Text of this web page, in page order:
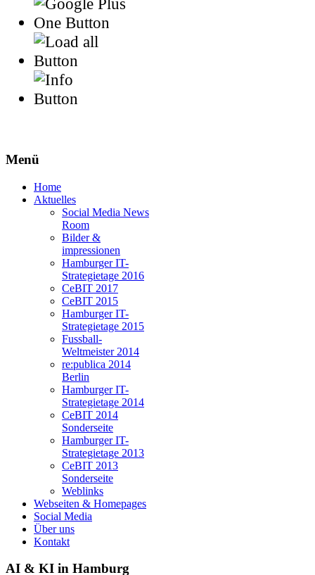
Menü
Home
Aktuelles
Social Media News
Room
Bilder &
impressionen
Hamburger IT-
Strategietage 2016
CeBIT 2017
CeBIT 2015
Hamburger IT-
Strategietage 2015
Fussball-
Weltmeister 2014
re:publica 2014
Berlin
Hamburger IT-
Strategietage 2014
CeBIT 2014
Sonderseite
Hamburger IT-
Strategietage 2013
CeBIT 2013
Sonderseite
Weblinks
Webseiten & Homepages
Social Media
Über uns
Kontakt
AI & KI in Hamburg